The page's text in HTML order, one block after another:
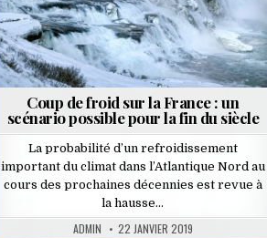
Coup de froid sur la France : un
scénario possible pour la fin du siècle
La probabilité d’un refroidissement
important du climat dans l’Atlantique Nord au
cours des prochaines décennies est revue à
la hausse…
ADMIN 22 JANVIER 2019